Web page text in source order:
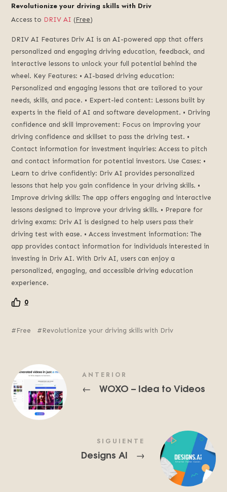
Revolutionize your driving skills with Driv
Access to DRIV AI (Free)
DRIV AI Features Driv AI is an AI-powered app that offers
personalized and engaging driving education, feedback, and
interactive lessons to unlock your full potential behind the
wheel. Key Features: • AI-based driving education:
Personalized and engaging lessons that are tailored to your
needs, skills, and pace. • Expert-led content: Lessons built by
experts in the field of AI and software development. • Driving
confidence and skill improvement: Focus on improving your
driving confidence and skillset to pass the driving test. •
Contact information for investment inquiries: Access to pitch
and contact information for potential investors. Use Cases: •
Learn to drive confidently: Driv AI provides personalized
lessons that help you gain confidence in your driving skills. •
Improve driving skills: The app offers engaging and interactive
lessons designed to improve your driving skills. • Prepare for
driving exams: Driv AI is designed to help users pass their
driving test with ease. • Access investment information: The
app provides contact information for individuals interested in
investing in Driv AI. With Driv AI, users can enjoy a
personalized, engaging, and accessible driving education
experience.
0
Free Revolutionize your driving skills with Driv
ANTERIOR
← WOXO – Idea to Videos
SIGUIENTE
Designs AI →